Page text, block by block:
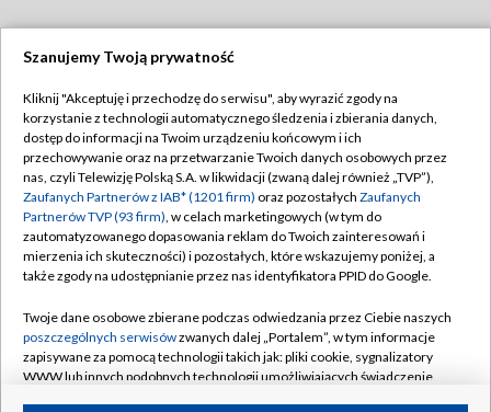
TVP
Abonament TVP
Emisja w TVP
Centrum informacji TVP
Naziemna Telewizja Cyfrowa
Rada Programowa
System NOS
Informacje o nadawcy
Regulamin TVP
Polityka prywatności
Moje zgody
Pomoc
Kontakt
Szanujemy Twoją prywatność
Kliknij "Akceptuję i przechodzę do serwisu", aby wyrazić zgody na
korzystanie z technologii automatycznego śledzenia i zbierania danych,
dostęp do informacji na Twoim urządzeniu końcowym i ich
przechowywanie oraz na przetwarzanie Twoich danych osobowych przez
nas, czyli Telewizję Polską S.A. w likwidacji (zwaną dalej również „TVP”),
Zaufanych Partnerów z IAB* (1201 firm) oraz pozostałych Zaufanych
Partnerów TVP (93 firm), w celach marketingowych (w tym do
zautomatyzowanego dopasowania reklam do Twoich zainteresowań i
mierzenia ich skuteczności) i pozostałych, które wskazujemy poniżej, a
także zgody na udostępnianie przez nas identyfikatora PPID do Google.
Twoje dane osobowe zbierane podczas odwiedzania przez Ciebie naszych
poszczególnych serwisówzwanych dalej „Portalem”, w tym informacje
zapisywane za pomocą technologii takich jak: pliki cookie, sygnalizatory
WWW lub innych podobnych technologii umożliwiających świadczenie